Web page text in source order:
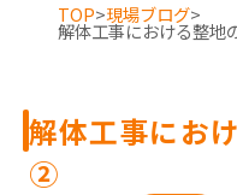
TOP>現場ブログ>
解体工事における整
解体工事にお
②